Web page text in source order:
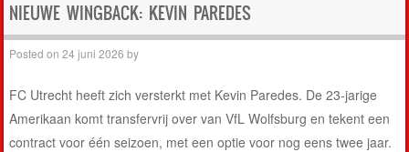
NIEUWE WINGBACK: KEVIN PAREDES
Posted on24 juni 2026 by
FC Utrecht heeft zich versterkt met Kevin Paredes. De 23-jarige
Amerikaan komt transfervrij over van VfL Wolfsburg en tekent een
contract voor één seizoen, met een optie voor nog eens twee jaar.